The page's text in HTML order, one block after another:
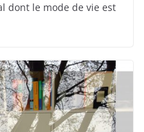
dont le mode de vie est